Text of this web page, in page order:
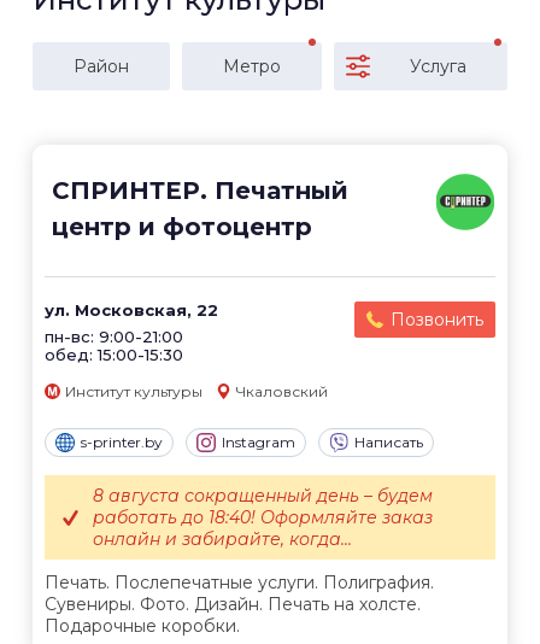
Район Метро Услуга
СПРИНТЕР. Печатный
центр и фотоцентр
ул. Московская, 22
пн-вс: 9:00-21:00
обед: 15:00-15:30
Позвонить
Институт культуры Чкаловский
s-printer.by Instagram Написать
Печать. Послепечатные услуги. Полиграфия.
Сувениры. Фото. Дизайн. Печать на холсте.
Подарочные коробки.
8 августа сокращенный день – будем
работать до 18:40! Оформляйте заказ
онлайн и забирайте, когда...